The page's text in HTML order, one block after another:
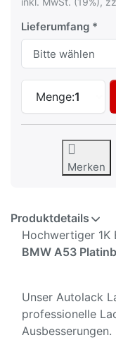
Lieferumfang
Menge:1
Merken
Produktdetails
Hochwertiger 1K
BMW A53
Unser Autolack
professionelle
Ausbesserungen.